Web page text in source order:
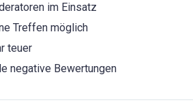
im Einsatz
Treffen möglich
teuer
negative Bewertungen